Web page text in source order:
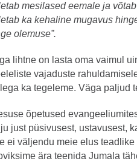
mesilased eemale ja
ka kehaline mugavus
olemuse”.
lihtne on lasta oma vaimul
vajaduste
ka tegeleme. Väga paljud
õpetused
just püsivusest, ustavusest,
ei väljendu meie elus
ära teenida Jumala